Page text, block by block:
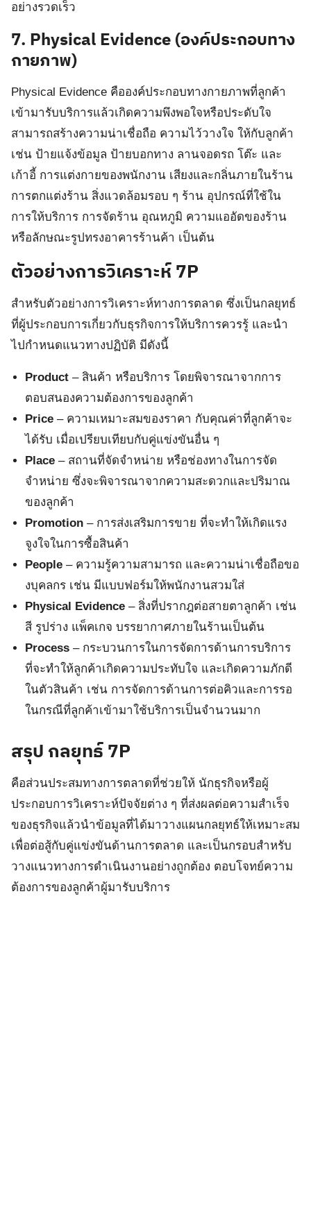
อย่างรวดเร็ว
7. Physical Evidence (องค์ประกอบทาง
กายภาพ)
Physical Evidence คือองค์ประกอบทางกายภาพที่ลูกค้า
เข้ามารับบริการแล้วเกิดความพึงพอใจหรือประดับใจ
สามารถสร้างความน่าเชื่อถือ ความไว้วางใจ ให้กับลูกค้า
เช่น ป้ายแจ้งข้อมูล ป้ายบอกทาง ลานจอดรถ โต๊ะ และ
เก้าอี้ การแต่งกายของพนักงาน เสียงและกลิ่นภายในร้าน
การตกแต่งร้าน สิ่งแวดล้อมรอบ ๆ ร้าน อุปกรณ์ที่ใช้ใน
การให้บริการ การจัดร้าน อุณหภูมิ ความแออัดของร้าน
หรือลักษณะรูปทรงอาคารร้านค้า เป็นต้น
ตัวอย่างการวิเคราะห์ 7P
สำหรับตัวอย่างการวิเคราะห์ทางการตลาด ซึ่งเป็นกลยุทธ์
ที่ผู้ประกอบการเกี่ยวกับธุรกิจการให้บริการควรรู้ และนำ
ไปกำหนดแนวทางปฏิบัติ มีดังนี้
Product – สินค้า หรือบริการ โดยพิจารณาจากการ
ตอบสนองความต้องการของลูกค้า
Price – ความเหมาะสมของราคา กับคุณค่าที่ลูกค้าจะ
ได้รับ เมื่อเปรียบเทียบกับคู่แข่งขันอื่น ๆ
Place – สถานที่จัดจำหน่าย หรือช่องทางในการจัด
จำหน่าย ซึ่งจะพิจารณาจากความสะดวกและปริมาณ
ของลูกค้า
Promotion – การส่งเสริมการขาย ที่จะทำให้เกิดแรง
จูงใจในการซื้อสินค้า
People – ความรู้ความสามารถ และความน่าเชื่อถือขอ
งบุคลกร เช่น มีแบบฟอร์มให้พนักงานสวมใส่
Physical Evidence – สิ่งที่ปรากฎต่อสายตาลูกค้า เช่น
สี รูปร่าง แพ็คเกจ บรรยากาศภายในร้านเป็นต้น
Process– กระบวนการในการจัดการด้านการบริการ
ที่จะทำให้ลูกค้าเกิดความประทับใจ และเกิดความภักดี
ในตัวสินค้า เช่น การจัดการด้านการต่อคิวและการรอ
ในกรณีที่ลูกค้าเข้ามาใช้บริการเป็นจำนวนมาก
สรุป กลยุทธ์ 7P
คือส่วนประสมทางการตลาดที่ช่วยให้ นักธุรกิจหรือผู้
ประกอบการวิเคราะห์ปัจจัยต่าง ๆ ที่ส่งผลต่อความสำเร็จ
ของธุรกิจแล้วนำข้อมูลที่ได้มาวางแผนกลยุทธ์ให้เหมาะสม
เพื่อต่อสู้กับคู่แข่งขันด้านการตลาด และเป็นกรอบสำหรับ
วางแนวทางการดำเนินงานอย่างถูกต้อง ตอบโจทย์ความ
ต้องการของลูกค้าผู้มารับบริการ